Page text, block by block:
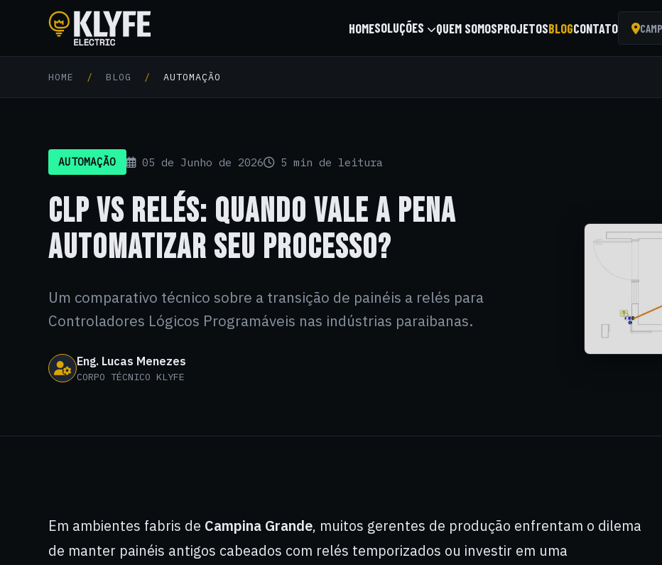
Klyfe Electric
HOMESOLUÇÕES QUEM SOMOSPROJETOSBLOGCONTATO
HOME / BLOG / AUTOMAÇÃO
AUTOMAÇÃO 05 de Junho de 2026 5 min de leitura
CLP VS RELÉS: QUANDO VALE A PENA
AUTOMATIZAR SEU PROCESSO?
Um comparativo técnico sobre a transição de painéis a relés para
Controladores Lógicos Programáveis nas indústrias paraibanas.
Eng. Lucas Menezes
CORPO TÉCNICO KLYFE
Em ambientes fabris de Campina Grande, muitos gerentes de produção enfrentam o dilema
de manter painéis antigos cabeados com relés temporizados ou investir em uma